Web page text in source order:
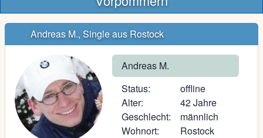
Andreas M., Single aus Rostock
Andreas M.
Status:
offline
Alter:
42 Jahre
Geschlecht:
männlich
Wohnort:
Rostock